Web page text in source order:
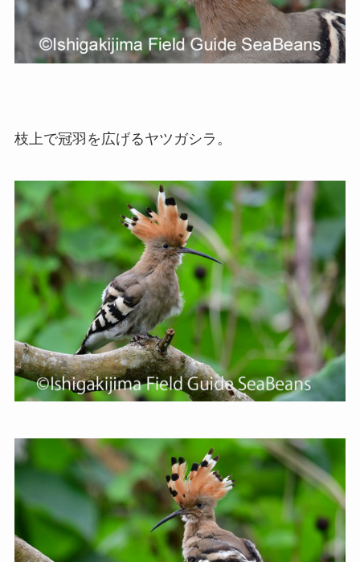
枝上で冠羽を広げるヤツガシラ。